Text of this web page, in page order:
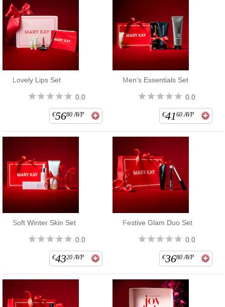
Lovely Lips Set
0.0
€5680 AVP
Men’s Essentials Set
0.0
€41 60 AVP
Soft Winter Skin Set
0.0
€4320 AVP
Festive Glam Duo Set
0.0
€3680 AVP